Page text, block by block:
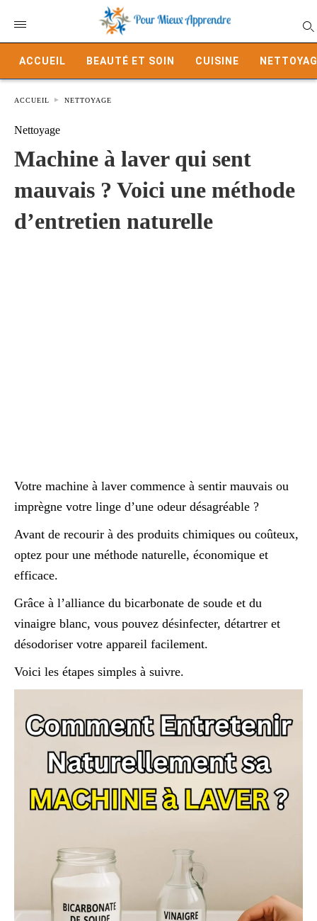
ACCUEIL BEAUTÉ ET SOIN CUISINE
ACCUEIL NETTOYAGE
Nettoyage
Machine à laver qui sent
mauvais ? Voici une méthode
d’entretien naturelle
Votre machine à laver commence à sentir mauvais ou
imprègne votre linge d’une odeur désagréable ?
Avant de recourir à des produits chimiques ou coûteux,
optez pour une méthode naturelle, économique et
efficace.
Grâce à l’alliance du bicarbonate de soude et du
vinaigre blanc, vous pouvez désinfecter, détartrer et
désodoriser votre appareil facilement.
Voici les étapes simples à suivre.